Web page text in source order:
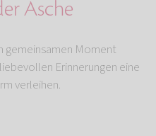
Asche
gemeinsamen Moment
Erinnerungen eine
verleihen.